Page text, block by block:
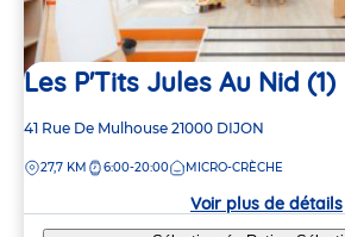
Les P'Tits Jules Au Nid (1)
Adresse
la
41 Rue De Mulhouse 21000 DIJON
DISTANCE
27,7 KM 6:00-20:00 MICRO-CRÈCHE
Voir plus de détails